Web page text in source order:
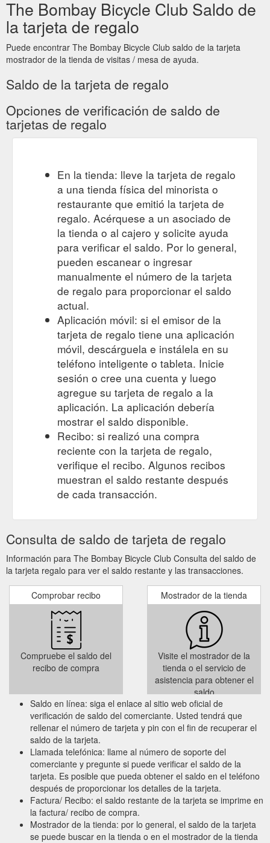
The Bombay Bicycle Club Saldo de
la tarjeta de regalo
Puede encontrar The Bombay Bicycle Club saldo de la tarjeta
mostrador de la tienda de visitas / mesa de ayuda.
Saldo de la tarjeta de regalo
Opciones de verificación de saldo de
tarjetas de regalo
En la tienda: lleve la tarjeta de regalo
a una tienda física del minorista o
restaurante que emitió la tarjeta de
regalo. Acérquese a un asociado de
la tienda o al cajero y solicite ayuda
para verificar el saldo. Por lo general,
pueden escanear o ingresar
manualmente el número de la tarjeta
de regalo para proporcionar el saldo
actual.
Aplicación móvil: si el emisor de la
tarjeta de regalo tiene una aplicación
móvil, descárguela e instálela en su
teléfono inteligente o tableta. Inicie
sesión o cree una cuenta y luego
agregue su tarjeta de regalo a la
aplicación. La aplicación debería
mostrar el saldo disponible.
Recibo: si realizó una compra
reciente con la tarjeta de regalo,
verifique el recibo. Algunos recibos
muestran el saldo restante después
de cada transacción.
Consulta de saldo de tarjeta de regalo
Información para The Bombay Bicycle Club Consulta del saldo de
la tarjeta regalo para ver el saldo restante y las transacciones.
Comprobar recibo
Compruebe el saldo del
recibo de compra
Mostrador de la tienda
Visite el mostrador de la
tienda o el servicio de
asistencia para obtener el
saldo
Saldo en línea: siga el enlace al sitio web oficial de
verificación de saldo del comerciante. Usted tendrá que
rellenar el número de tarjeta y pin con el fin de recuperar el
saldo de la tarjeta.
Llamada telefónica: llame al número de soporte del
comerciante y pregunte si puede verificar el saldo de la
tarjeta. Es posible que pueda obtener el saldo en el teléfono
después de proporcionar los detalles de la tarjeta.
Factura/ Recibo: el saldo restante de la tarjeta se imprime en
la factura/ recibo de compra.
Mostrador de la tienda: por lo general, el saldo de la tarjeta
se puede buscar en la tienda o en el mostrador de la tienda